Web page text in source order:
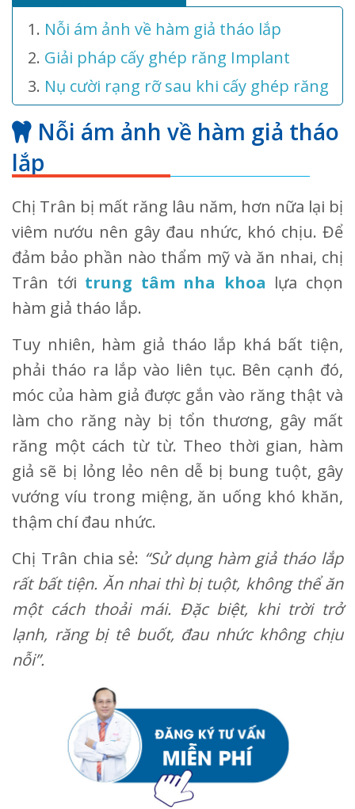
Nỗi ám ảnh về hàm giả tháo lắp
Giải pháp cấy ghép răng Implant
Nụ cười rạng rỡ sau khi cấy ghép răng
Nỗi ám ảnh về hàm giả tháo
lắp
Chị Trân bị mất răng lâu năm, hơn nữa lại bị
viêm nướu nên gây đau nhức, khó chịu. Để
đảm bảo phần nào thẩm mỹ và ăn nhai, chị
Trân tới trung tâm nha khoa lựa chọn
hàm giả tháo lắp.
Tuy nhiên, hàm giả tháo lắp khá bất tiện,
phải tháo ra lắp vào liên tục. Bên cạnh đó,
móc của hàm giả được gắn vào răng thật và
làm cho răng này bị tổn thương, gây mất
răng một cách từ từ. Theo thời gian, hàm
giả sẽ bị lỏng lẻo nên dễ bị bung tuột, gây
vướng víu trong miệng, ăn uống khó khăn,
thậm chí đau nhức.
Chị Trân chia sẻ: “Sử dụng hàm giả tháo lắp
rất bất tiện. Ăn nhai thì bị tuột, không thể ăn
một cách thoải mái. Đặc biệt, khi trời trở
lạnh, răng bị tê buốt, đau nhức không chịu
nỗi”.